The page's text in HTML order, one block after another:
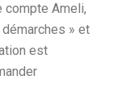
compte Ameli,
» et
est